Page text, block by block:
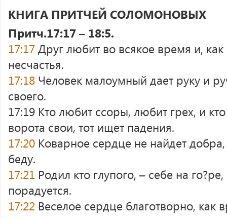
КНИГА ПРИТЧЕЙ СОЛОМОНОВЫХ
Притч.17:17 – 18:5.
17:17Друг любит во всякое время и,
несчастья.
17:18 Человек малоумный дает руку и
своего.
17:19 Кто любит ссоры, любит грех, и
ворота свои, тот ищет падения.
17:20 Коварное сердце не найдет
беду.
17:21 Родил кто глупого, – себе на
порадуется.
17:22 Веселое сердце благотворно, как